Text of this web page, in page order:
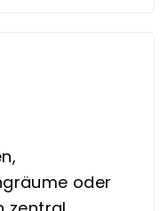
oder